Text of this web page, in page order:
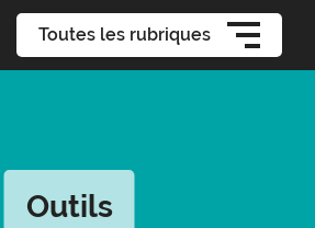
Toutes les rubriques
Outils